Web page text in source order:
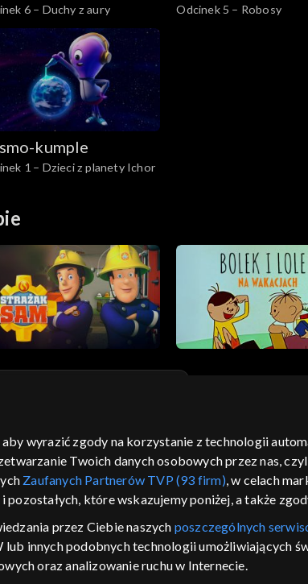
6 – Duchy z aury Odcinek 5 – Robosy
kumple
1 – Dzieci z planety Ichor
SPOZA POLSKI
to Stany Zjednoczone ,
tytułów na platformie TVP
Sprawdź, które
prywatności moje zgody pomoc kontakt
wyrazić zgody na korzystanie z technologii
Twoich danych osobowych przez nas,
Zaufanych Partnerów TVP (93 firm), w celach
które wskazujemy poniżej, a także
przez Ciebie naszych poszczególnych
innych podobnych technologii umożliwiających
oraz analizowanie ruchu w Internecie.